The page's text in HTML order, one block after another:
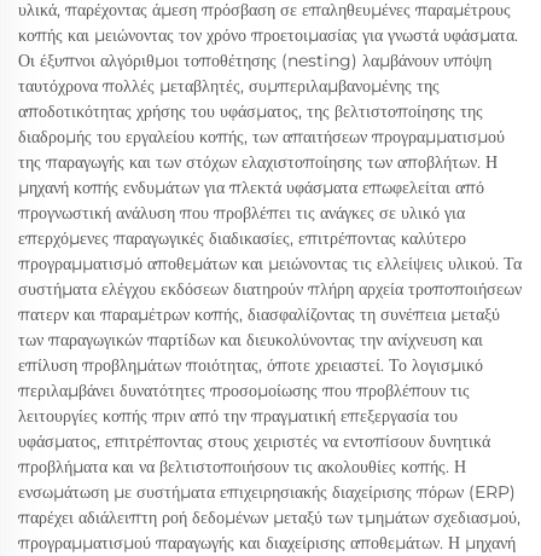
υλικά, παρέχοντας άμεση πρόσβαση σε επαληθευμένες παραμέτρους
κοπής και μειώνοντας τον χρόνο προετοιμασίας για γνωστά υφάσματα.
Οι έξυπνοι αλγόριθμοι τοποθέτησης (nesting) λαμβάνουν υπόψη
ταυτόχρονα πολλές μεταβλητές, συμπεριλαμβανομένης της
αποδοτικότητας χρήσης του υφάσματος, της βελτιστοποίησης της
διαδρομής του εργαλείου κοπής, των απαιτήσεων προγραμματισμού
της παραγωγής και των στόχων ελαχιστοποίησης των αποβλήτων. Η
μηχανή κοπής ενδυμάτων για πλεκτά υφάσματα επωφελείται από
προγνωστική ανάλυση που προβλέπει τις ανάγκες σε υλικό για
επερχόμενες παραγωγικές διαδικασίες, επιτρέποντας καλύτερο
προγραμματισμό αποθεμάτων και μειώνοντας τις ελλείψεις υλικού. Τα
συστήματα ελέγχου εκδόσεων διατηρούν πλήρη αρχεία τροποποιήσεων
πατερν και παραμέτρων κοπής, διασφαλίζοντας τη συνέπεια μεταξύ
των παραγωγικών παρτίδων και διευκολύνοντας την ανίχνευση και
επίλυση προβλημάτων ποιότητας, όποτε χρειαστεί. Το λογισμικό
περιλαμβάνει δυνατότητες προσομοίωσης που προβλέπουν τις
λειτουργίες κοπής πριν από την πραγματική επεξεργασία του
υφάσματος, επιτρέποντας στους χειριστές να εντοπίσουν δυνητικά
προβλήματα και να βελτιστοποιήσουν τις ακολουθίες κοπής. Η
ενσωμάτωση με συστήματα επιχειρησιακής διαχείρισης πόρων (ERP)
παρέχει αδιάλειπτη ροή δεδομένων μεταξύ των τμημάτων σχεδιασμού,
προγραμματισμού παραγωγής και διαχείρισης αποθεμάτων. Η μηχανή